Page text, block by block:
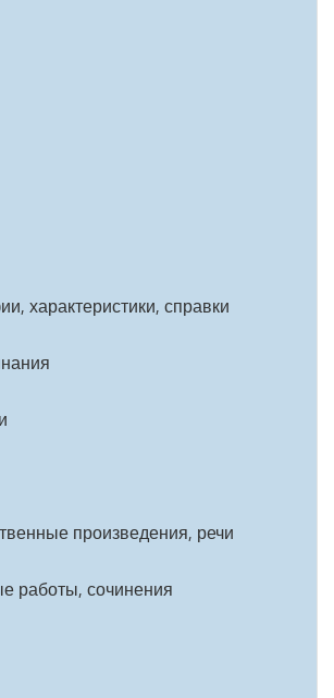
характеристики, справки
произведения, речи
работы, сочинения